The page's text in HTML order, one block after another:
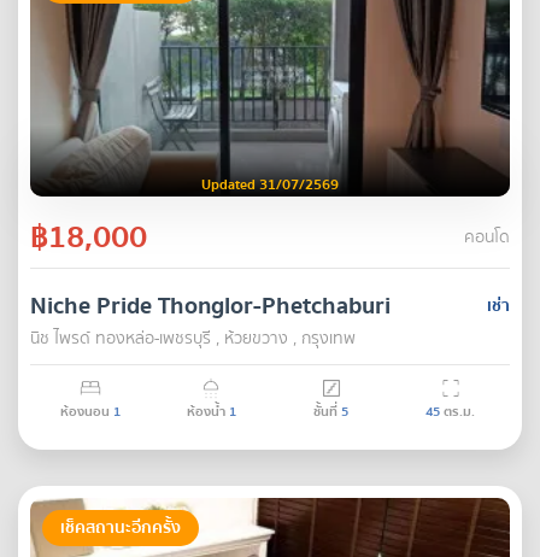
Updated 31/07/2569
฿18,000 คอนโด
เช่า
Niche Pride Thonglor-Phetchaburi
นิช ไพรด์ ทองหล่อ-เพชรบุรี , ห้วยขวาง , กรุงเทพ
ห้องนอน 1 ห้องน้ำ 1 ชั้นที่5 45ตร.ม.
เช็คสถานะอีกครั้ง